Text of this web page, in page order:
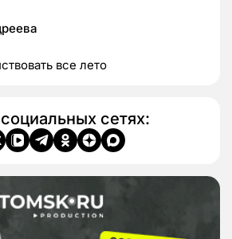
все лето
сетях: